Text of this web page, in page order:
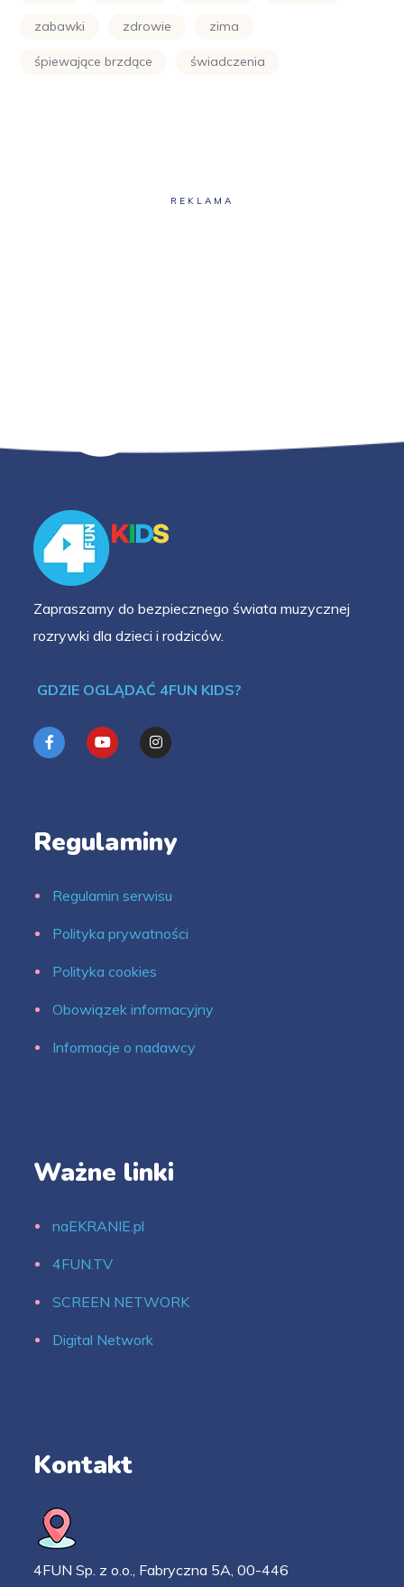
zabawki zdrowie zima
śpiewające brzdące świadczenia
REKLAMA
Zapraszamy do bezpiecznego świata muzycznej
rozrywki dla dzieci i rodziców.
GDZIE OGLĄDAĆ 4FUN KIDS?
Regulaminy
Regulamin serwisu
Polityka prywatności
Polityka cookies
Obowiązek informacyjny
Informacje o nadawcy
Ważne linki
naEKRANIE.pl
4FUN.TV
SCREEN NETWORK
Digital Network
Kontakt
4FUN Sp. z o.o., Fabryczna 5A, 00-446